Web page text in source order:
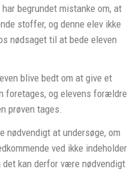
begrundet mistanke om, at
stoffer, og denne elev ikke
nødsaget til at bede eleven
blive bedt om at give et
foretages, og elevens forældre
prøven tages.
nødvendigt at undersøge, om
ved ikke indeholder
kan derfor være nødvendigt